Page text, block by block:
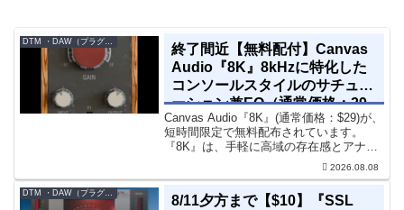
DTM ・DAW（プラグイン、シンセなど）のセール情報
終了間近【無料配付】Canvas
Audio『8K』8kHzに特化した
コンソールスタイルのサチュレ
ーション兼EQ（通常価格：29
ドル）
Canvas Audio『8K』(通常価格：$29)が、
短時間限定で無料配布されています。
『8K』は、手軽に高域の存在感とアナロ
グ的な質感をミックスに加えることがで
きる「8kHz」に特化したコンソールスタ
イルのサチュレーション兼EQです。8...
2026.08.08
DTM ・DAW（プラグイン、シンセなど）のセール情報
8/11夕方まで【$10】『SSL